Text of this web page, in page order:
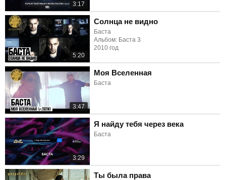
3:17
5:20
Солнца не видно
Баста
Альбом: Баста 3
2010 год
3:47
Моя Вселенная
Баста
3:29
Я найду тебя через века
Баста
Ты была права